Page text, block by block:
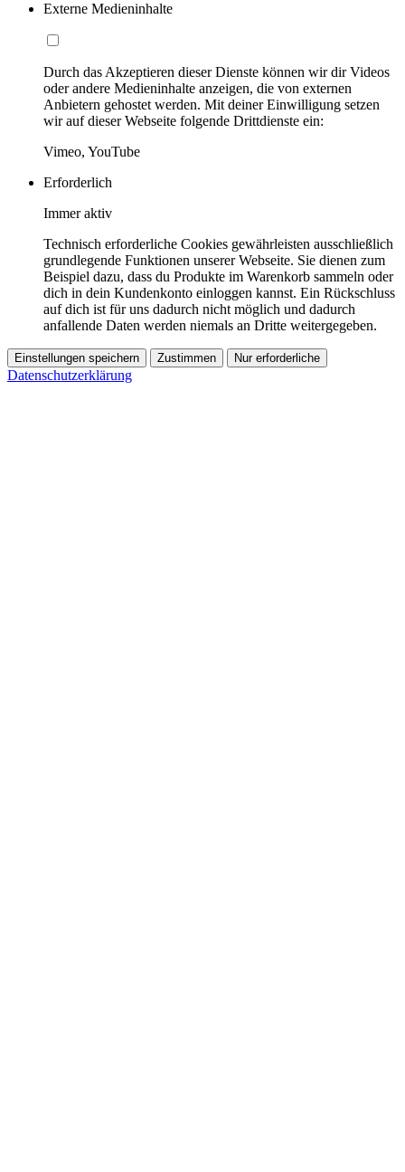
Externe Medieninhalte
Durch das Akzeptieren dieser Dienste können wir dir Videos
oder andere Medieninhalte anzeigen, die von externen
Anbietern gehostet werden. Mit deiner Einwilligung setzen
wir auf dieser Webseite folgende Drittdienste ein:
Vimeo, YouTube
Erforderlich
Immer aktiv
Technisch erforderliche Cookies gewährleisten ausschließlich
grundlegende Funktionen unserer Webseite. Sie dienen zum
Beispiel dazu, dass du Produkte im Warenkorb sammeln oder
dich in dein Kundenkonto einloggen kannst. Ein Rückschluss
auf dich ist für uns dadurch nicht möglich und dadurch
anfallende Daten werden niemals an Dritte weitergegeben.
Einstellungen speichern Zustimmen Nur erforderliche
Datenschutzerklärung